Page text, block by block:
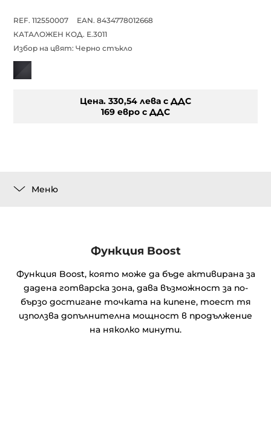
REF. 112550007
EAN. 8434778012668
КАТАЛОЖЕН КОД. Е.3011
Избор на цвят:Черно стъкло
Цена. 330,54 лева с ДДС
169 евро с ДДС
Меню
Функция Boost
Функция Boost, която може да бъде активирана за
дадена готварска зона, дава възможност за по-
бързо достигане точката на кипене, тоест тя
използва допълнителна мощност в продължение
на няколко минути.